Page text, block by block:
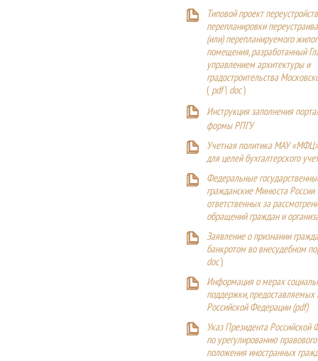
Типовой проект
перепланировки
(или) перепланируемого
помещения, разработанный
управлением архитектуры и
градостроительства
(pdf| doc)
Инструкция заполнения
формы РПГУ
Учетная политика МАУ
для целей бухгалтерского
Федеральные
гражданские Минюста России
ответственных за
обращений граждан и
Заявление о признании
банкротом во внесудебном
doc)
Информация о мерах
поддержки,
Российской Федерации (pdf)
Указ Президента Российской
по урегулированию правового
положения иностранных